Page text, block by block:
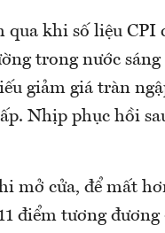
khi số liệu CPI
trong nước sáng
giảm giá tràn
Nhịp phục hồi
mở cửa, để mất
điểm tương